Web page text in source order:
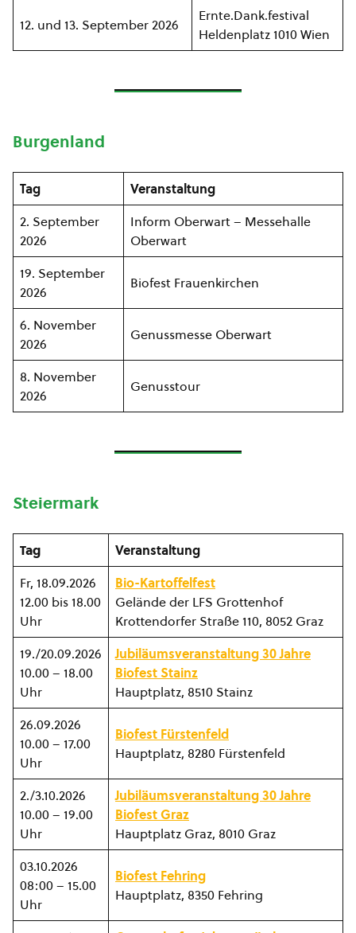
12. und 13. September 2026
Ernte.Dank.festival
Heldenplatz 1010 Wien
Burgenland
Tag
Veranstaltung
2. September
2026
Inform Oberwart – Messehalle
Oberwart
19. September
2026
Biofest Frauenkirchen
6. November
2026
Genussmesse Oberwart
8. November
2026
Genusstour
Steiermark
Tag
Veranstaltung
Fr, 18.09.2026
12.00 bis 18.00
Uhr
Bio-Kartoffelfest
Gelände der LFS Grottenhof
Krottendorfer Straße 110, 8052 Graz
19./20.09.2026
10.00 – 18.00
Uhr
Jubiläumsveranstaltung 30 Jahre
Biofest Stainz
Hauptplatz, 8510 Stainz
26.09.2026
10.00 – 17.00
Uhr
Biofest Fürstenfeld
Hauptplatz, 8280 Fürstenfeld
2./3.10.2026
10.00 – 19.00
Uhr
Jubiläumsveranstaltung 30 Jahre
Biofest Graz
Hauptplatz Graz, 8010 Graz
03.10.2026
08:00 – 15.00
Uhr
Biofest Fehring
Hauptplatz, 8350 Fehring